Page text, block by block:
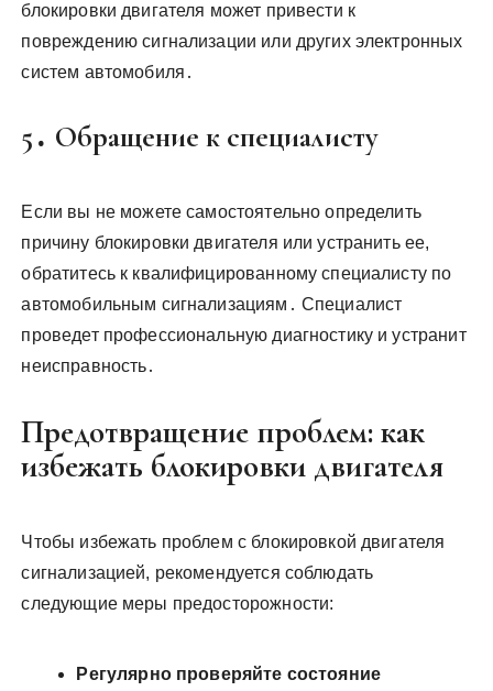
блокировки двигателя может привести к
повреждению сигнализации или других электронных
систем автомобиля․
5․ Обращение к специалисту
Если вы не можете самостоятельно определить
причину блокировки двигателя или устранить ее,
обратитесь к квалифицированному специалисту по
автомобильным сигнализациям․ Специалист
проведет профессиональную диагностику и устранит
неисправность․
Предотвращение проблем: как
избежать блокировки двигателя
Чтобы избежать проблем с блокировкой двигателя
сигнализацией, рекомендуется соблюдать
следующие меры предосторожности:
Регулярно проверяйте состояние